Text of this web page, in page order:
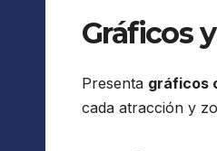
Gráficos
Presenta gráficos
cada atracción y